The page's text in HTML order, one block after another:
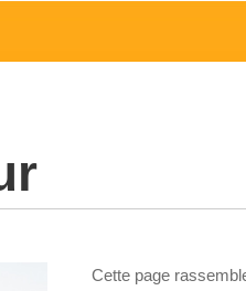
Cette page